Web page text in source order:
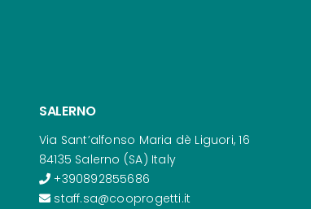
SALERNO
Via Sant’alfonso Maria dè Liguori, 16
84135 Salerno (SA) Italy
+390892855686
staff.sa@cooprogetti.it